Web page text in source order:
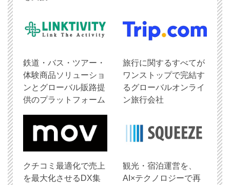
鉄道・バス・ツアー・
体験商品ソリューショ
ンとグローバル販路提
供のプラットフォーム
旅行に関するすべてが
ワンストップで完結す
るグローバルオンライ
ン旅行会社
クチコミ最適化で売上
を最大化させるDX集
観光・宿泊運営を、
AI×テクノロジーで再